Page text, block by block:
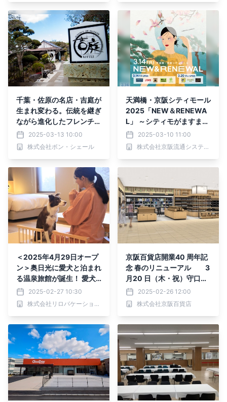
都心店のみ限定で、３月２
８日（金）１０時～発売
千葉・佐原の名店・吉庭が
生まれ変わる。伝統を継ぎ
ながら進化したフレンチを
心ゆくまで堪能。≪2025
年3月22日(土) リニューア
ルオープン≫
2025-03-13 10:00
株式会社ボン・シェール
天満橋・京阪シティモール
2025「NEW＆RENEWA
L」 ～シティモがますます
便利で快適に、“欲しいが
見つかる” 3月14日（金）
より、新店舗が順次オープ
2025-03-10 11:00
株式会社京阪流通システムズ
＜2025年4月29日オープ
ン＞奥日光に愛犬と泊まれ
る温泉旅館が誕生！ 愛犬
と過ごす和のぬくもり旅｜
2025年2月27日予約受付
開始
2025-02-27 10:30
株式会社リロバケーションズ
京阪百貨店開業40 周年記
念 春のリニューアル 3
月20 日（木・祝）守口店
食品売場を1 階に拡げリニ
ューアルオープン／4 月1
0 日（木）守口店地階食品
2025-02-26 12:00
株式会社京阪百貨店